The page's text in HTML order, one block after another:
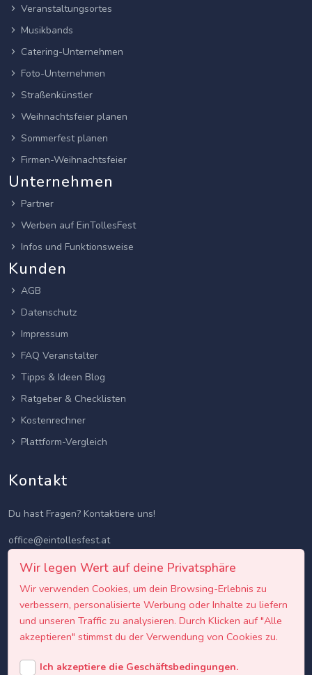
Veranstaltungsortes
Musikbands
Catering-Unternehmen
Foto-Unternehmen
Straßenkünstler
Weihnachtsfeier planen
Sommerfest planen
Firmen-Weihnachtsfeier
Unternehmen
Partner
Werben auf EinTollesFest
Infos und Funktionsweise
Kunden
AGB
Datenschutz
Impressum
FAQ Veranstalter
Tipps & Ideen Blog
Ratgeber & Checklisten
Kostenrechner
Plattform-Vergleich
Kontakt
Du hast Fragen? Kontaktiere uns!
office@eintollesfest.at
Wir legen Wert auf deine Privatsphäre
Wir verwenden Cookies, um dein Browsing-Erlebnis zu
verbessern, personalisierte Werbung oder Inhalte zu liefern
und unseren Traffic zu analysieren. Durch Klicken auf "Alle
akzeptieren" stimmst du der Verwendung von Cookies zu.
Ich akzeptiere die Geschäftsbedingungen.